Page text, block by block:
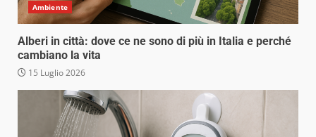
Ambiente
Alberi in città: dove ce ne sono di più in Italia e perché
cambiano la vita
15 Luglio 2026